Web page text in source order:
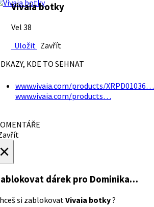
Vivaia botky
Vel 38
Uložit Zavřít
KDE TO SEHNAT
www.vivaia.com/products/XRPD01036…
www.vivaia.com/products…
dárek pro Dominika…
si zablokovatVivaia botky?